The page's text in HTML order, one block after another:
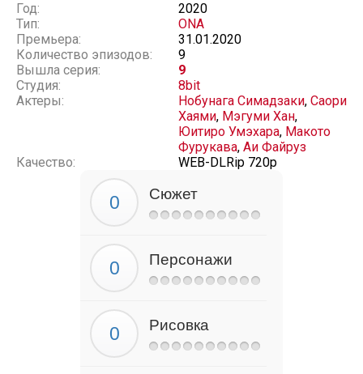
Год:
2020
Тип:
ONA
Премьера:
31.01.2020
Количество эпизодов:
9
Вышла серия:
9
Студия:
8bit
Актеры:
Нобунага Симадзаки, Саори
Хаями, Мэгуми Хан,
Юитиро Умэхара, Макото
Фурукава, Аи Файруз
Качество:
WEB-DLRip 720p
Сюжет
Персонажи
Рисовка